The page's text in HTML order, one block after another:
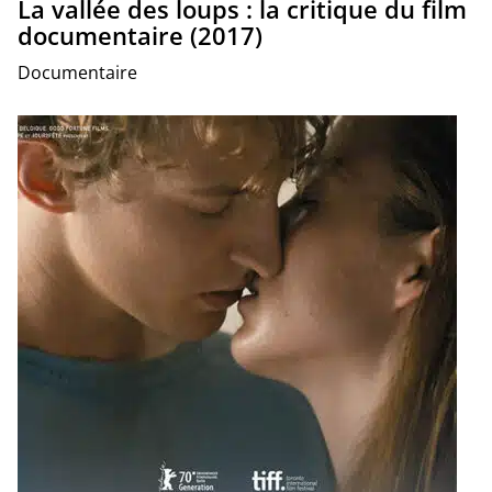
La vallée des loups : la critique du film
documentaire (2017)
Documentaire